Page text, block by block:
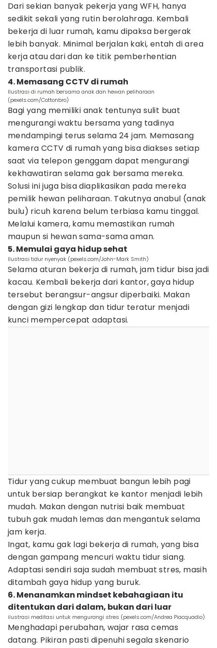
Dari sekian banyak pekerja yang WFH, hanya
sedikit sekali yang rutin berolahraga. Kembali
bekerja di luar rumah, kamu dipaksa bergerak
lebih banyak. Minimal berjalan kaki, entah di area
kerja atau dari dan ke titik pemberhentian
transportasi publik.
4. Memasang CCTV di rumah
Ilustrasi di rumah bersama anak dan hewan peliharaan
(pexels.com/Cottonbro)
Bagi yang memiliki anak tentunya sulit buat
mengurangi waktu bersama yang tadinya
mendampingi terus selama 24 jam. Memasang
kamera CCTV di rumah yang bisa diakses setiap
saat via telepon genggam dapat mengurangi
kekhawatiran selama gak bersama mereka.
Solusi ini juga bisa diaplikasikan pada mereka
pemilik hewan peliharaan. Takutnya anabul (anak
bulu) ricuh karena belum terbiasa kamu tinggal.
Melalui kamera, kamu memastikan rumah
maupun si hewan sama-sama aman.
5. Memulai gaya hidup sehat
Ilustrasi tidur nyenyak (pexels.com/John-Mark Smith)
Selama aturan bekerja di rumah, jam tidur bisa jadi
kacau. Kembali bekerja dari kantor, gaya hidup
tersebut berangsur-angsur diperbaiki. Makan
dengan gizi lengkap dan tidur teratur menjadi
kunci mempercepat adaptasi.
Tidur yang cukup membuat bangun lebih pagi
untuk bersiap berangkat ke kantor menjadi lebih
mudah. Makan dengan nutrisi baik membuat
tubuh gak mudah lemas dan mengantuk selama
jam kerja.
Ingat, kamu gak lagi bekerja di rumah, yang bisa
dengan gampang mencuri waktu tidur siang.
Adaptasi sendiri saja sudah membuat stres, masih
ditambah gaya hidup yang buruk.
6. Menanamkan mindset kebahagiaan itu
ditentukan dari dalam, bukan dari luar
ilustrasi meditasi untuk mengurangi stres (pexels.com/Andrea Piacquadio)
Menghadapi perubahan, wajar rasa cemas
datang. Pikiran pasti dipenuhi segala skenario